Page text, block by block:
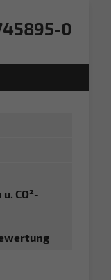
0
CO²-